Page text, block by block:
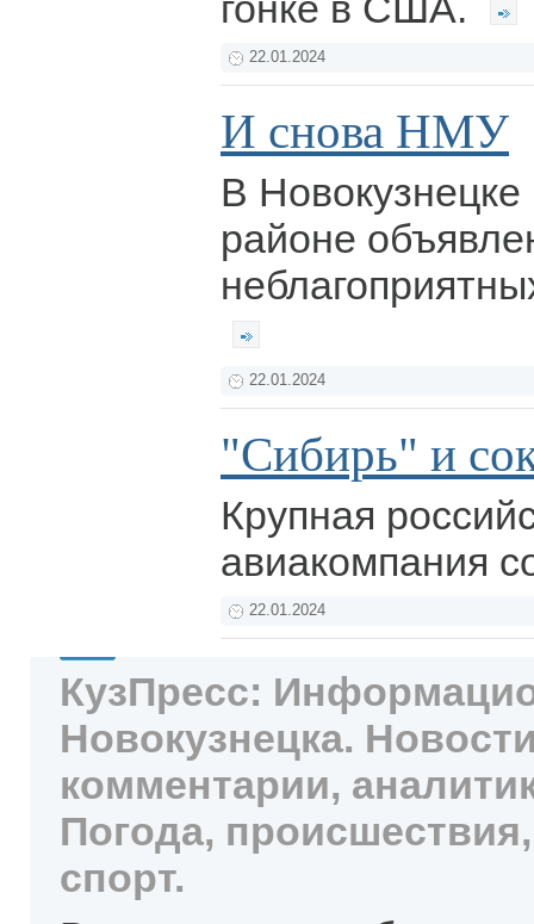
22.01.2024
И снова НМУ
В
районе
22.01.2024
"Сибирь" и
Крупная
авиакомпания
22.01.2024
КузПресс:
Новокузнецка.
комментарии,
Погода,
спорт.